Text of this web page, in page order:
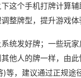
这个手机打牌计算
整牌型，提升游戏体
统发好牌；一些玩
他人的牌一样，由
等，建议通过正规途